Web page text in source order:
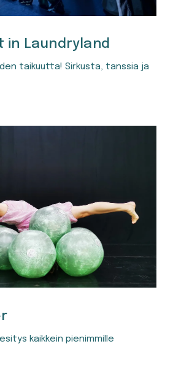
in Laundryland
taikuutta! Sirkusta, tanssia ja
kaikkein pienimmille